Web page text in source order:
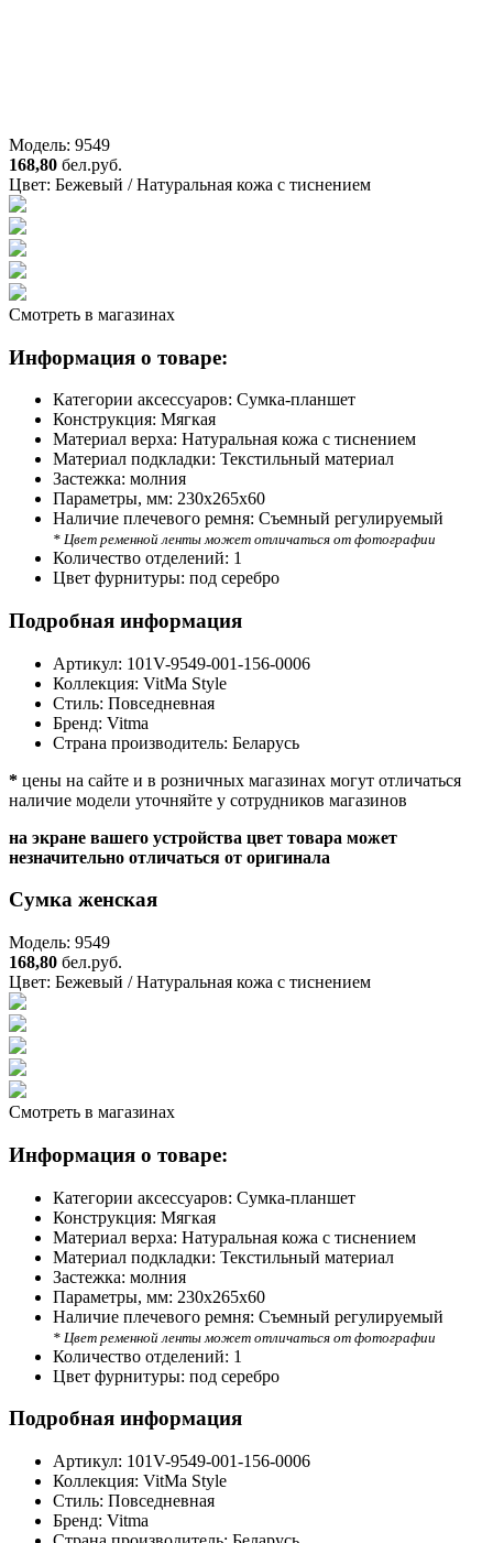
Модель: 9549
168,80 бел.руб.
Цвет: Бежевый / Натуральная кожа с тиснением
Смотреть в магазинах
Информация о товаре:
Категории аксессуаров: Сумка-планшет
Конструкция: Мягкая
Материал верха: Натуральная кожа с тиснением
Материал подкладки: Текстильный материал
Застежка: молния
Параметры, мм: 230х265х60
Наличие плечевого ремня: Съемный регулируемый
* Цвет ременной ленты может отличаться от фотографии
Количество отделений: 1
Цвет фурнитуры: под серебро
Подробная информация
Артикул: 101V-9549-001-156-0006
Коллекция: VitMa Style
Стиль: Повседневная
Бренд: Vitma
Страна производитель: Беларусь
* цены на сайте и в розничных магазинах могут отличаться
наличие модели уточняйте у сотрудников магазинов
на экране вашего устройства цвет товара может
незначительно отличаться от оригинала
Сумка женская
Модель: 9549
168,80 бел.руб.
Цвет: Бежевый / Натуральная кожа с тиснением
Смотреть в магазинах
Информация о товаре:
Категории аксессуаров: Сумка-планшет
Конструкция: Мягкая
Материал верха: Натуральная кожа с тиснением
Материал подкладки: Текстильный материал
Застежка: молния
Параметры, мм: 230х265х60
Наличие плечевого ремня: Съемный регулируемый
* Цвет ременной ленты может отличаться от фотографии
Количество отделений: 1
Цвет фурнитуры: под серебро
Подробная информация
Артикул: 101V-9549-001-156-0006
Коллекция: VitMa Style
Стиль: Повседневная
Бренд: Vitma